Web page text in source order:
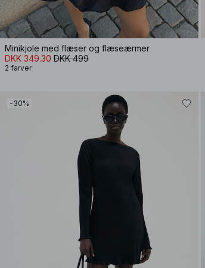
Minikjole med flæser og flæseærmer
DKK 349.30 DKK 499
2 farver
-30%